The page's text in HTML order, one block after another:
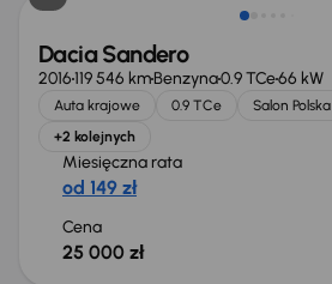
Dacia Sandero
2016119 546 kmBenzyna0.9 TCe66 kW
Auta krajowe 0.9 TCe Salon Polska
+2 kolejnych
Miesięczna rata
od 149 zł
Cena
25 000 zł